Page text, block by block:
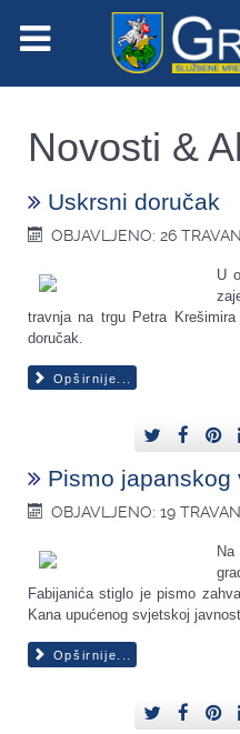
Novosti &
Uskrsni doručak
OBJAVLJENO: 26
U
travnja na trgu Petra
doručak.
Opširnije...
Pismo japanskog
OBJAVLJENO: 19
Fabijanića stiglo je pismo
Kana upućenog svjetskoj
Opširnije...